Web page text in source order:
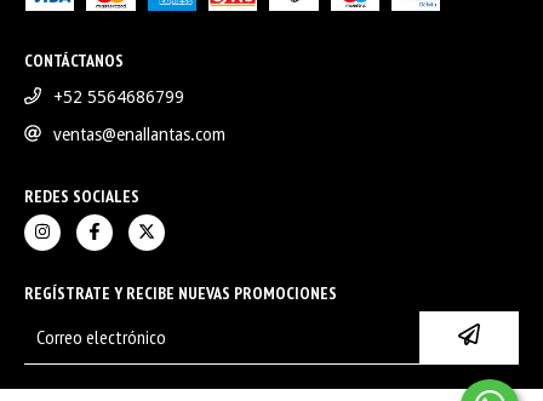
CONTÁCTANOS
+52 5564686799
ventas@enallantas.com
REDES SOCIALES
REGÍSTRATE Y RECIBE NUEVAS PROMOCIONES